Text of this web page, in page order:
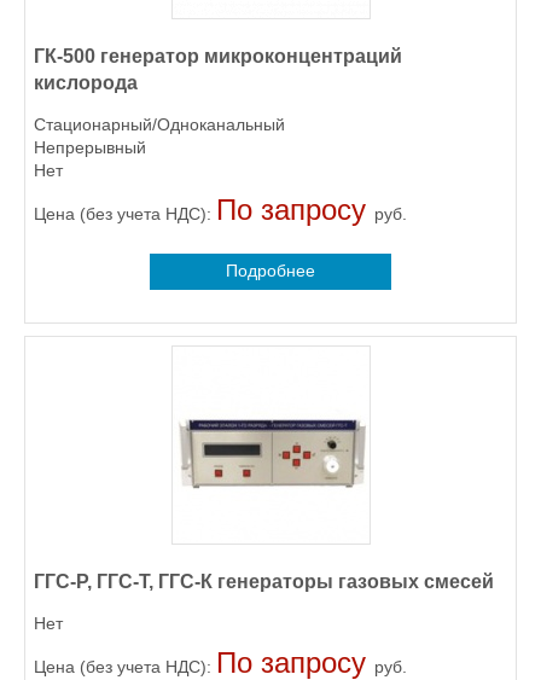
ГК-500 генератор микроконцентраций
кислорода
Стационарный/Одноканальный
Непрерывный
Нет
Цена (без учета НДС): По запросу руб.
Подробнее
ГГС-Р, ГГС-Т, ГГС-К генераторы газовых смесей
Нет
Цена (без учета НДС): По запросу руб.